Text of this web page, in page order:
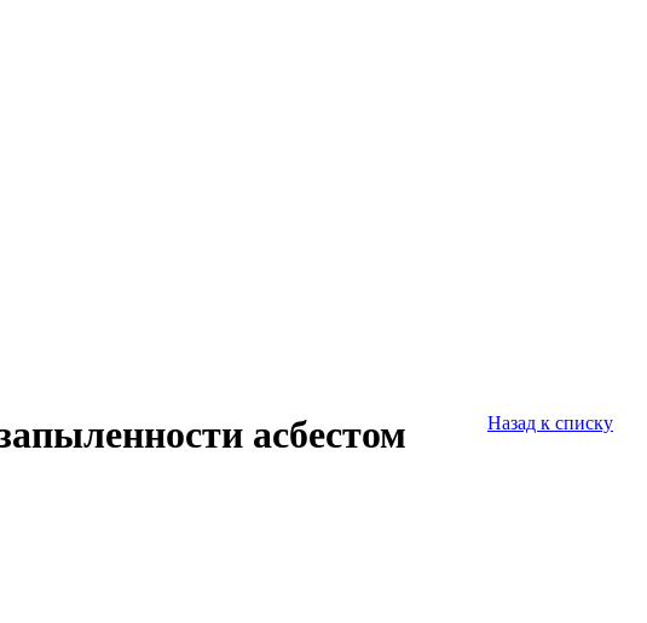
Назад к списку
асбестом